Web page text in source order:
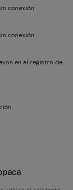
conexión
conexión
en el registro de